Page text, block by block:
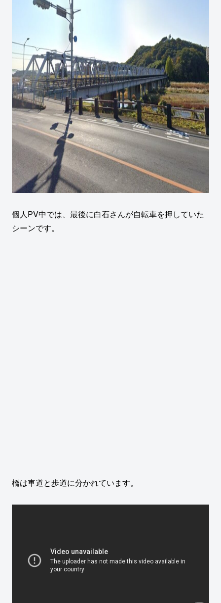
個人PV中では、最後に白石さんが自転車を押していた
シーンです。
橋は車道と歩道に分かれています。